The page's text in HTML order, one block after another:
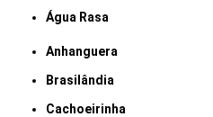
Água Rasa
Anhanguera
Brasilândia
Cachoeirinha